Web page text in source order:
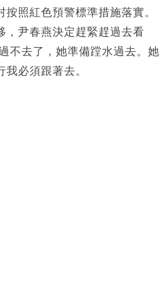
照紅色預警標準措施落實。
，尹春燕決定趕緊趕過去看
不去了，她準備蹚水過去。她
必須跟著去。